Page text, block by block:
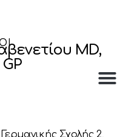
MD,
Σχολής 2,